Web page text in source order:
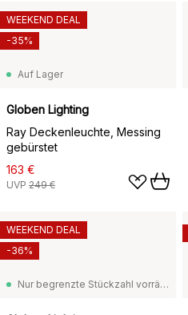
Auf Lager
Globen Lighting
Ray Deckenleuchte, Messing
gebürstet
163 €
UVP 249 €
WEEKEND DEAL
-35%
Nur begrenzte Stückzahl vorrätig
WEEKEND DEAL
-36%